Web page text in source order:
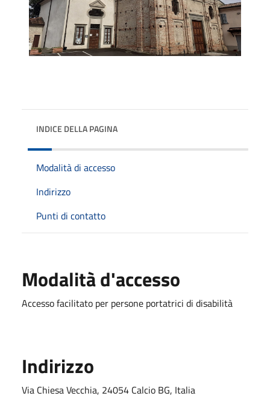
INDICE DELLA PAGINA
Modalità di accesso
Indirizzo
Punti di contatto
Modalità d'accesso
Accesso facilitato per persone portatrici di disabilità
Indirizzo
Via Chiesa Vecchia, 24054 Calcio BG, Italia